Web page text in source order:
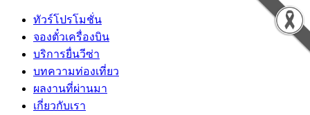
ทัวร์โปรโมชั่น
จองตั๋วเครื่องบิน
บริการยื่นวีซ่า
บทความท่องเที่ยว
ผลงานที่ผ่านมา
เกี่ยวกับเรา